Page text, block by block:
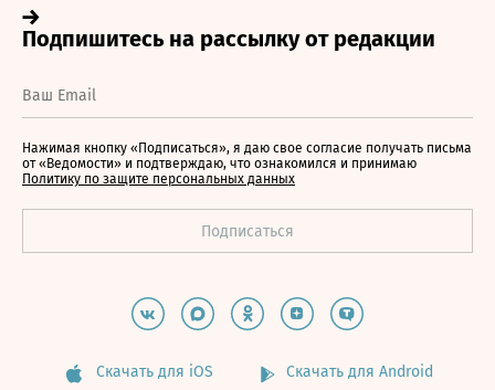
Нажимая кнопку «Подписаться», я даю свое согласие получать письма
от «Ведомости» и подтверждаю, что ознакомился и принимаю
Политику по защите персональных данных
Скачать для iOS Скачать для Android